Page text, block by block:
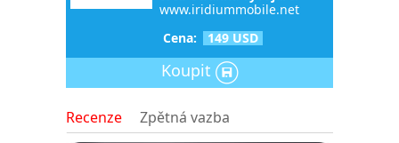
www.iridiummobile.net
Cena:
149 USD
Koupit
Recenze Zpětná vazba